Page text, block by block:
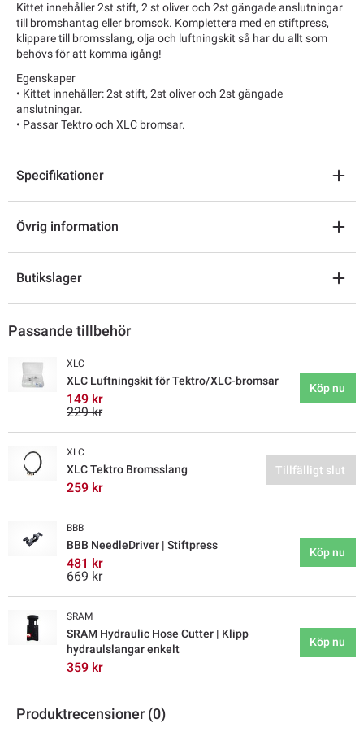
Kittet innehåller 2st stift, 2 st oliver och 2st gängade anslutningar
till bromshantag eller bromsok. Komplettera med en stiftpress,
klippare till bromsslang, olja och luftningskit så har du allt som
behövs för att komma igång!
Egenskaper
• Kittet innehåller: 2st stift, 2st oliver och 2st gängade
anslutningar.
• Passar Tektro och XLC bromsar.
Specifikationer
Övrig information
Butikslager
Passande tillbehör
XLC
XLC Luftningskit för Tektro/XLC-bromsar
149 kr
229 kr
Köp nu
XLC
XLC Tektro Bromsslang
259 kr
Tillfälligt slut
BBB
BBB NeedleDriver | Stiftpress
481 kr
669 kr
Köp nu
SRAM
SRAM Hydraulic Hose Cutter | Klipp
hydraulslangar enkelt
359 kr
Köp nu
Produktrecensioner (0)